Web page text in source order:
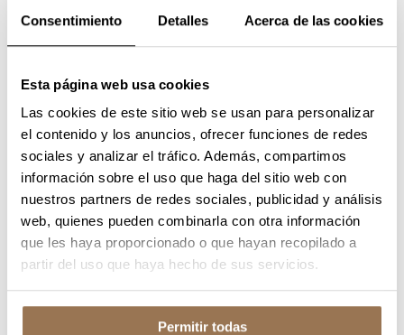
Consentimiento Detalles Acerca de las cookies
Esta página web usa cookies
Las cookies de este sitio web se usan para personalizar
el contenido y los anuncios, ofrecer funciones de redes
sociales y analizar el tráfico. Además, compartimos
información sobre el uso que haga del sitio web con
nuestros partners de redes sociales, publicidad y análisis
web, quienes pueden combinarla con otra información
que les haya proporcionado o que hayan recopilado a
partir del uso que haya hecho de sus servicios.
Permitir todas
MERCEDES VANS CITAN
DIESEL | 2022 | 99490 KM | 95 CV | MANUAL
16.500 €
VO
MERCEDES VANS CITAN
FURGON DERIVADO DE TURISM 1.5 110 CDI 70KW BASE SWB 95 4P
DIESEL | 2022 | 93698 KM | 95 CV | MANUAL